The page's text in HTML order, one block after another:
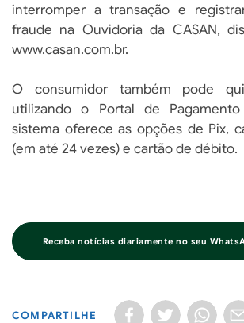
interromper a transação e
fraude na Ouvidoria da CASAN,
www.casan.com.br.
O consumidor também pode
utilizando o Portal de
sistema oferece as opções de Pix,
(em até 24 vezes) e cartão de débito.
Receba notícias diariamente no seu
COMPARTILHE